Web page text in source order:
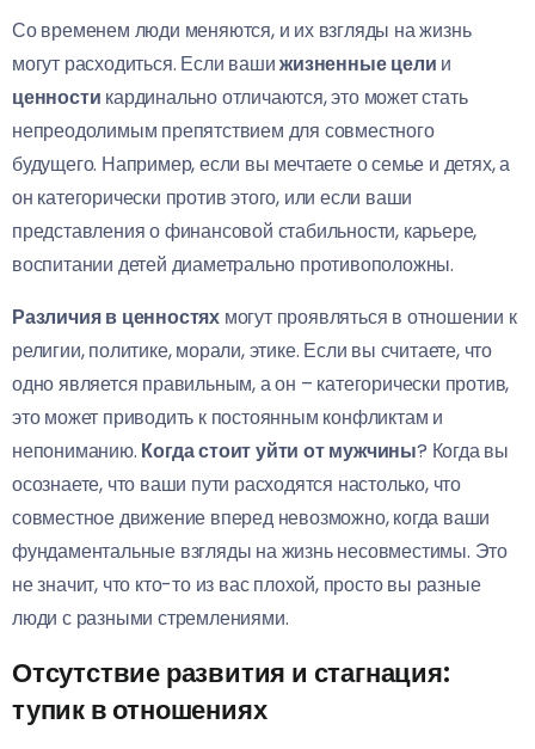
Со временем люди меняются, и их взгляды на жизнь
могут расходиться. Если вашижизненные цели и
ценности кардинально отличаются, это может стать
непреодолимым препятствием для совместного
будущего. Например, если вы мечтаете о семье и детях, а
он категорически против этого, или если ваши
представления о финансовой стабильности, карьере,
воспитании детей диаметрально противоположны.
Различия в ценностях могут проявляться в отношении к
религии, политике, морали, этике. Если вы считаете, что
одно является правильным, а он – категорически против,
это может приводить к постоянным конфликтам и
непониманию. Когда стоит уйти от мужчины? Когда вы
осознаете, что ваши пути расходятся настолько, что
совместное движение вперед невозможно, когда ваши
фундаментальные взгляды на жизнь несовместимы. Это
не значит, что кто-то из вас плохой, просто вы разные
люди с разными стремлениями.
Отсутствие развития и стагнация:
тупик в отношениях